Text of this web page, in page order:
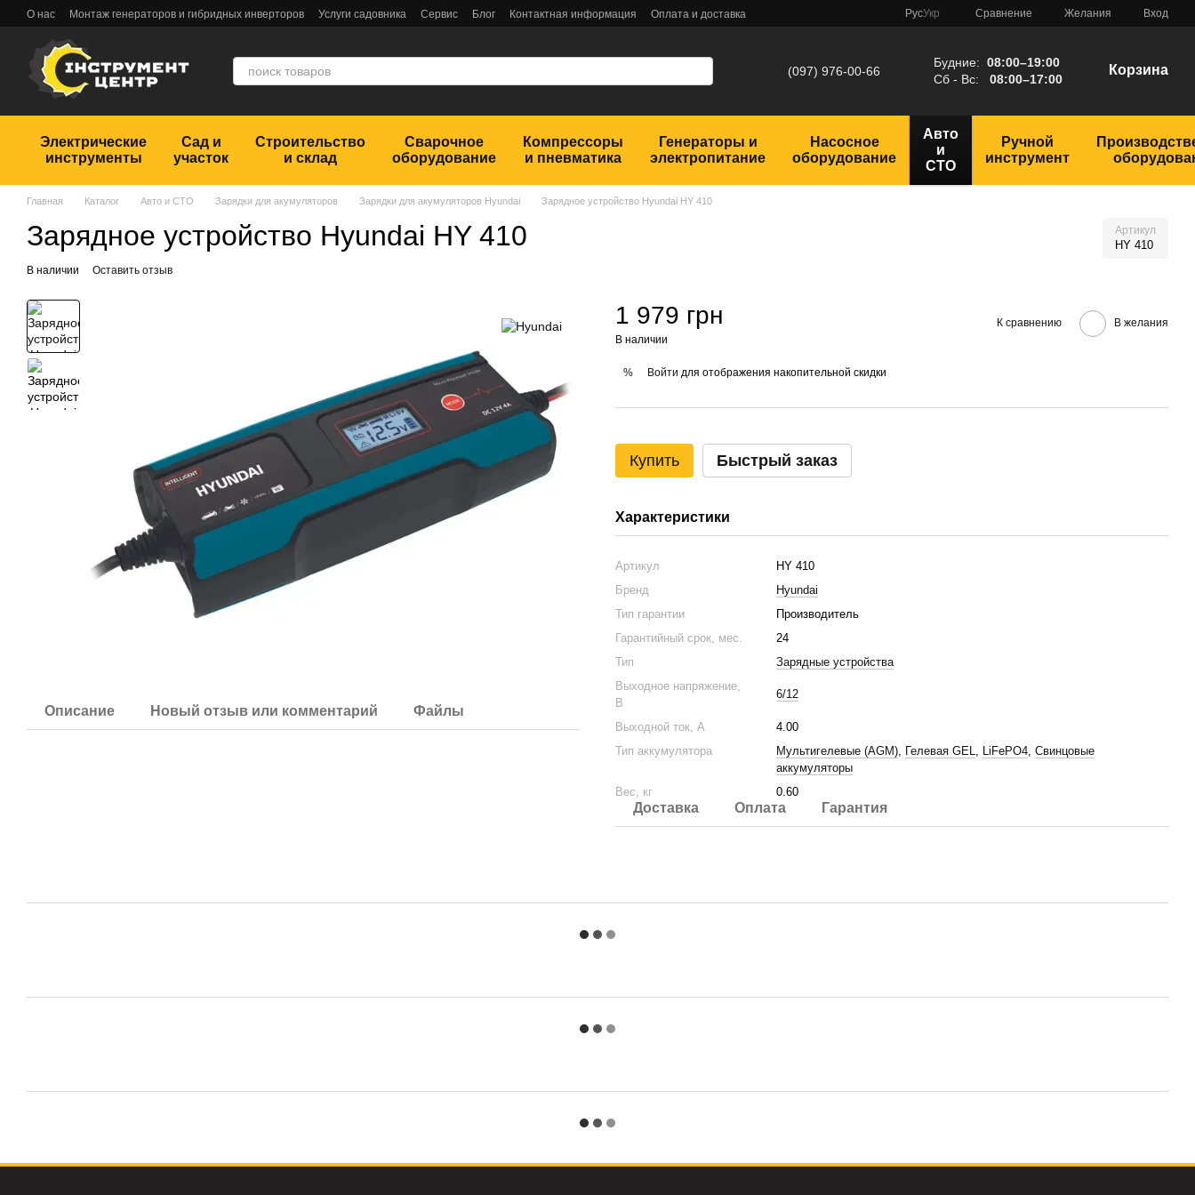
Перейти к основному контенту
О нас Монтаж генераторов и гибридных инверторов Услуги садовника Сервис Блог Контактная информация
Оплата и доставка
РусУкр Сравнение Желания Вход
(097) 976-00-66
Будние: 08:00–19:00
Сб - Вс: 08:00–17:00
Корзина
Электрические
инструменты
Сад и
участок
Строительство
и склад
Сварочное
оборудование
Компрессоры
и пневматика
Генераторы и
электропитание
Насосное
оборудование
Авто
и
СТО
Ручной
инструмент
Главная Каталог Авто и СТО Зарядки для акумуляторов Зарядки для акумуляторов Hyundai Зарядное устройство Hyundai HY 410
Зарядное устройство Hyundai HY 410 Артикул
HY 410
В наличии Оставить отзыв
Описание Новый отзыв или комментарий Файлы
1 979 грн
В наличии
К сравнению В желания
% Войти для отображения накопительной скидки
Купить Быстрый заказ
Характеристики
Артикул
HY 410
Бренд
Hyundai
Тип гарантии
Производитель
Гарантийный срок, мес.
24
Тип
Зарядные устройства
Выходное напряжение,
В
6/12
Выходной ток, А
4.00
Тип аккумулятора
Мультигелевые (AGM), Гелевая GEL, LiFePO4, Свинцовые
аккумуляторы
Вес, кг
0.60
Доставка Оплата Гарантия